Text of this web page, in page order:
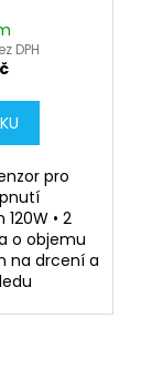
DPH
pro
• 2
o objemu
na drcení a